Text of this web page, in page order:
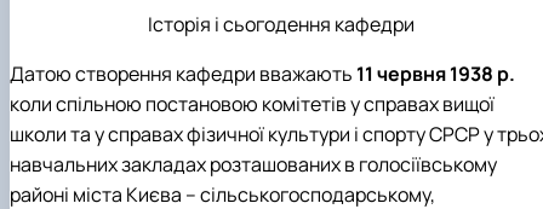
Історія і сьогодення кафедри
Датою створення кафедри вважають 11 червня 1938 р.
коли спільною постановою комітетів у справах вищої
школи та у справах фізичної культури і спорту СРСР у
навчальних закладах розташованих в голосіївському
районі міста Києва – сільськогосподарському,